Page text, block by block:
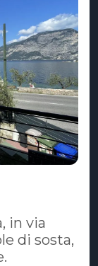
in via
di sosta,